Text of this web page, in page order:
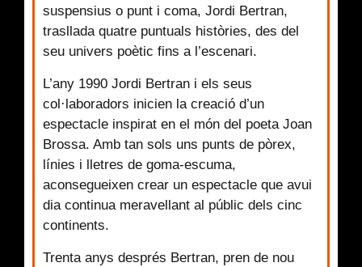
suspensius o punt i coma, Jordi Bertran,
trasllada quatre puntuals històries, des del
seu univers poètic fins a l’escenari.
L’any 1990 Jordi Bertran i els seus
col·laboradors inicien la creació d’un
espectacle inspirat en el món del poeta Joan
Brossa. Amb tan sols uns punts de pòrex,
línies i lletres de goma-escuma,
aconsegueixen crear un espectacle que avui
dia continua meravellant al públic dels cinc
continents.
Trenta anys després Bertran, pren de nou